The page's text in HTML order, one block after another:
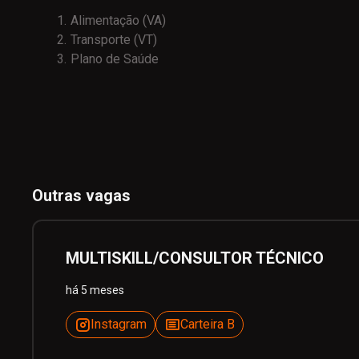
Alimentação (VA)
Transporte (VT)
Plano de Saúde
Outras vagas
MULTISKILL/CONSULTOR TÉCNICO
há 5 meses
Instagram Carteira B